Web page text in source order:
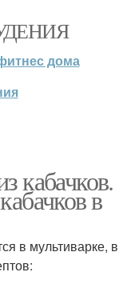
дома
кабачков.
в
в мультиварке, в